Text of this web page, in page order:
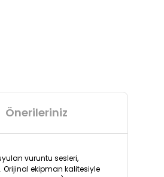
Önerileriniz
vuruntu sesleri,
ekipman kalitesiyle